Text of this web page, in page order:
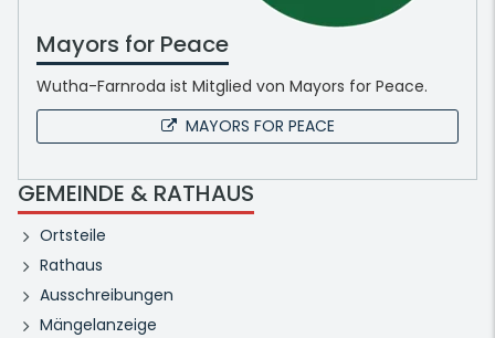
Mayors for Peace
Wutha-Farnroda ist Mitglied von Mayors for Peace.
MAYORS FOR PEACE
GEMEINDE & RATHAUS
Ortsteile
Rathaus
Ausschreibungen
Mängelanzeige